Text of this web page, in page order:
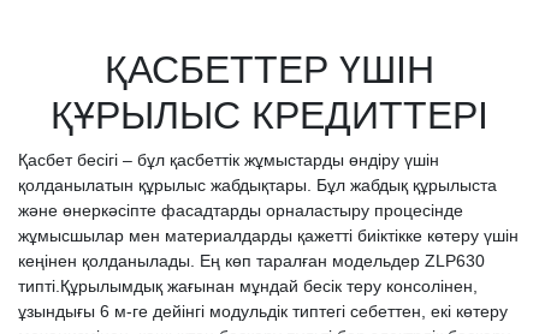
ҚАСБЕТТЕР ҮШІН
ҚҰРЫЛЫС КРЕДИТТЕРІ
Қасбет бесігі – бұл қасбеттік жұмыстарды өндіру үшін
қолданылатын құрылыс жабдықтары. Бұл жабдық құрылыста
және өнеркәсіпте фасадтарды орналастыру процесінде
жұмысшылар мен материалдарды қажетті биіктікке көтеру үшін
кеңінен қолданылады. Ең көп таралған модельдер ZLP630
типті.Құрылымдық жағынан мұндай бесік теру консолінен,
ұзындығы 6 м-ге дейінгі модульдік типтегі себеттен, екі көтеру